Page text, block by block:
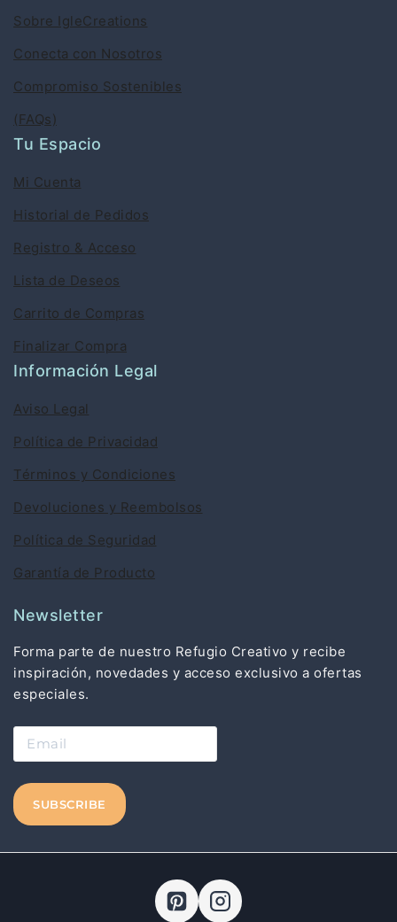
Sobre IgleCreations
Conecta con Nosotros
Compromiso Sostenibles
(FAQs)
Tu Espacio
Mi Cuenta
Historial de Pedidos
Registro & Acceso
Lista de Deseos
Carrito de Compras
Finalizar Compra
Información Legal
Aviso Legal
Política de Privacidad
Términos y Condiciones
Devoluciones y Reembolsos
Política de Seguridad
Garantía de Producto
Newsletter
Forma parte de nuestro Refugio Creativo y recibe
inspiración, novedades y acceso exclusivo a ofertas
especiales.